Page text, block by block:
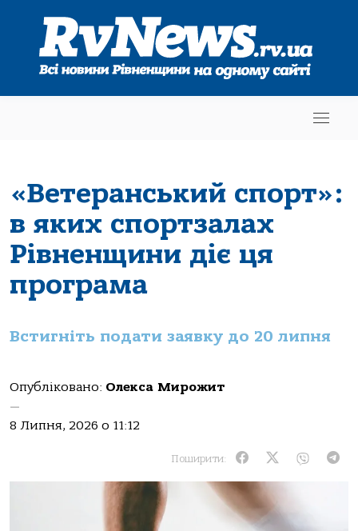
«Ветеранський спорт»:
в яких спортзалах
Рівненщини діє ця
програма
Встигніть подати заявку до 20 липня
Опубліковано: Олекса Мирожит
—
8 Липня, 2026 о 11:12
Поширити: